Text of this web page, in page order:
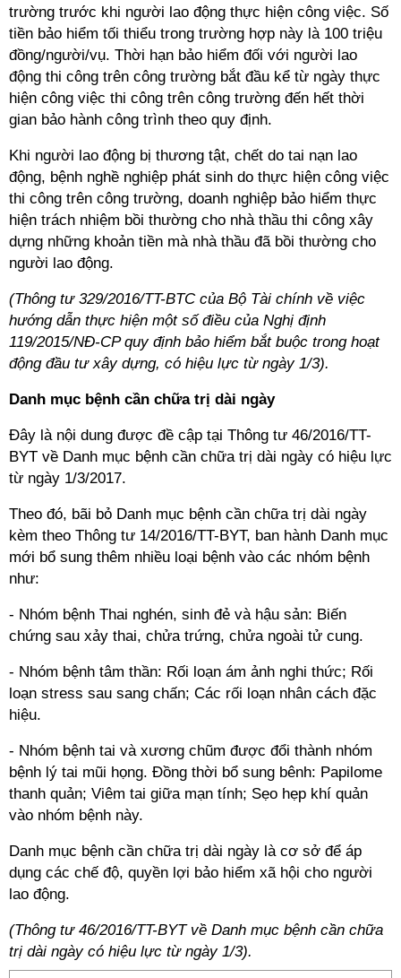
trường trước khi người lao động thực hiện công việc. Số
tiền bảo hiểm tối thiểu trong trường hợp này là 100 triệu
đồng/người/vụ. Thời hạn bảo hiểm đối với người lao
động thi công trên công trường bắt đầu kể từ ngày thực
hiện công việc thi công trên công trường đến hết thời
gian bảo hành công trình theo quy định.
Khi người lao động bị thương tật, chết do tai nạn lao
động, bệnh nghề nghiệp phát sinh do thực hiện công việc
thi công trên công trường, doanh nghiệp bảo hiểm thực
hiện trách nhiệm bồi thường cho nhà thầu thi công xây
dựng những khoản tiền mà nhà thầu đã bồi thường cho
người lao động.
(Thông tư 329/2016/TT-BTC của Bộ Tài chính về việc
hướng dẫn thực hiện một số điều của Nghị định
119/2015/NĐ-CP quy định bảo hiểm bắt buộc trong hoạt
động đầu tư xây dựng, có hiệu lực từ ngày 1/3).
Danh mục bệnh cần chữa trị dài ngày
Đây là nội dung được đề cập tại Thông tư 46/2016/TT-
BYT về Danh mục bệnh cần chữa trị dài ngày có hiệu lực
từ ngày 1/3/2017.
Theo đó, bãi bỏ Danh mục bệnh cần chữa trị dài ngày
kèm theo Thông tư 14/2016/TT-BYT, ban hành Danh mục
mới bổ sung thêm nhiều loại bệnh vào các nhóm bệnh
như:
- Nhóm bệnh Thai nghén, sinh đẻ và hậu sản: Biến
chứng sau xảy thai, chửa trứng, chửa ngoài tử cung.
- Nhóm bệnh tâm thần: Rối loạn ám ảnh nghi thức; Rối
loạn stress sau sang chấn; Các rối loạn nhân cách đặc
hiệu.
- Nhóm bệnh tai và xương chũm được đổi thành nhóm
bệnh lý tai mũi họng. Đồng thời bổ sung bênh: Papilome
thanh quản; Viêm tai giữa mạn tính; Sẹo hẹp khí quản
vào nhóm bệnh này.
Danh mục bệnh cần chữa trị dài ngày là cơ sở để áp
dụng các chế độ, quyền lợi bảo hiểm xã hội cho người
lao động.
(Thông tư 46/2016/TT-BYT về Danh mục bệnh cần chữa
trị dài ngày có hiệu lực từ ngày 1/3).